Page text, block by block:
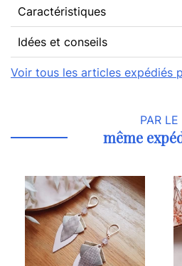
Caractéristiques
Idées et conseils
Voir tous les articles expédiés
PAR LE
même